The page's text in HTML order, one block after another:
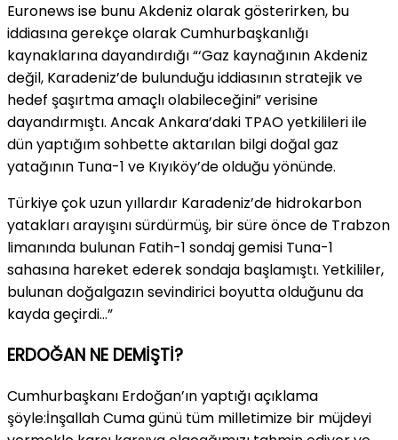
Euronews ise bunu Akdeniz olarak gösterirken, bu
iddiasına gerekçe olarak Cumhurbaşkanlığı
kaynaklarına dayandırdığı “‘Gaz kaynağının Akdeniz
değil, Karadeniz’de bulunduğu iddiasının stratejik ve
hedef şaşırtma amaçlı olabileceğini” verisine
dayandırmıştı. Ancak Ankara’daki TPAO yetkilileri ile
dün yaptığım sohbette aktarılan bilgi doğal gaz
yatağının Tuna-1 ve Kıyıköy’de olduğu yönünde.
Türkiye çok uzun yıllardır Karadeniz’de hidrokarbon
yatakları arayışını sürdürmüş, bir süre önce de Trabzon
limanında bulunan Fatih-1 sondaj gemisi Tuna-1
sahasına hareket ederek sondaja başlamıştı. Yetkililer,
bulunan doğalgazın sevindirici boyutta olduğunu da
kayda geçirdi…”
ERDOĞAN NE DEMİŞTİ?
Cumhurbaşkanı Erdoğan’ın yaptığı açıklama
şöyle:İnşallah Cuma günü tüm milletimize bir müjdeyi